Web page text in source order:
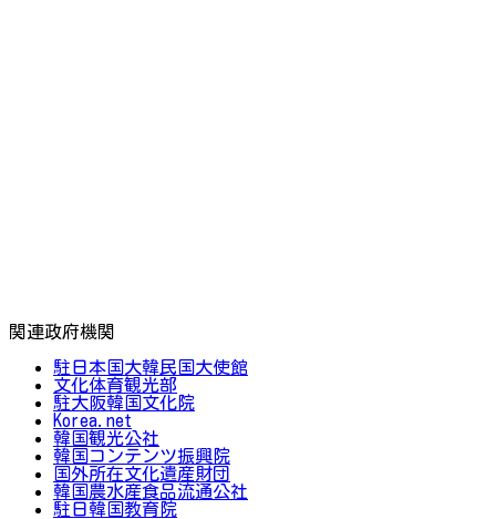
関連政府機関
駐日本国大韓民国大使館
文化体育観光部
駐大阪韓国文化院
Korea.net
韓国観光公社
韓国コンテンツ振興院
国外所在文化遺産財団
韓国農水産食品流通公社
駐日韓国教育院